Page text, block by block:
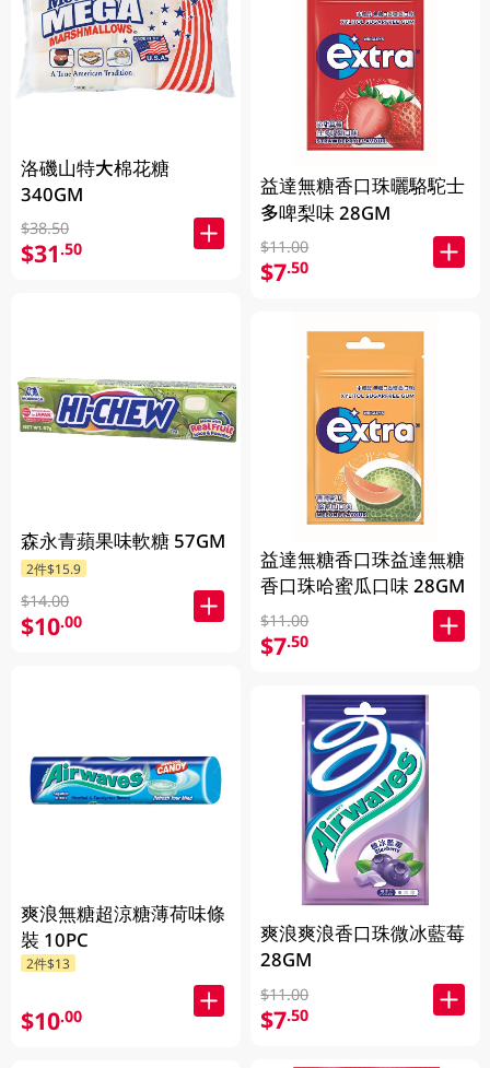
洛磯山特大棉花糖
340GM
$38.50
$31.50
森永青蘋果味軟糖 57GM
2件$15.9
$14.00
$10.00
爽浪無糖超涼糖薄荷味條
裝 10PC
2件$13
$10.00
益達無糖香口珠曬駱駝士
多啤梨味 28GM
$11.00
$7.50
益達無糖香口珠益達無糖
香口珠哈蜜瓜口味 28GM
$11.00
$7.50
爽浪爽浪香口珠微冰藍莓
28GM
$11.00
$7.50